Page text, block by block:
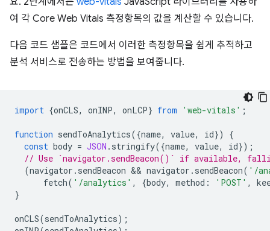
여 각 Core Web Vitals 측정항목의 값을 계산할 수 있습니다.
다음 코드 샘플은 코드에서 이러한 측정항목을 쉽게 추적하고
분석 서비스로 전송하는 방법을 보여줍니다.
import {onCLS, onINP, onLCP} from 'web-vitals' ;
function sendToAnalytics({name, value, id})
{
const body = JSON . stringify({name, value, id});
// Use `navigator.sendBeacon()` if available,
(navigator . sendBeacon && navigator . sendBeacon( '/
fetch( '/analytics' , {body, method : 'POST' ,
}
onCLS(sendToAnalytics);